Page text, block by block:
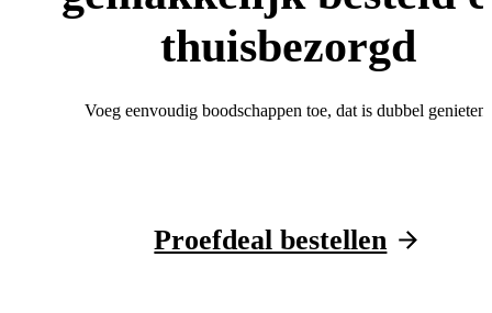
thuisbezorgd
Voeg eenvoudig boodschappen toe, dat is dubbel genieten!
Proefdeal bestellen